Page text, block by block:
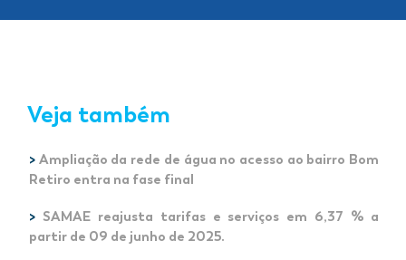
Veja também
> Ampliação da rede de água no acesso ao bairro Bom
Retiro entra na fase final
> SAMAE reajusta tarifas e serviços em 6,37 % a
partir de 09 de junho de 2025.